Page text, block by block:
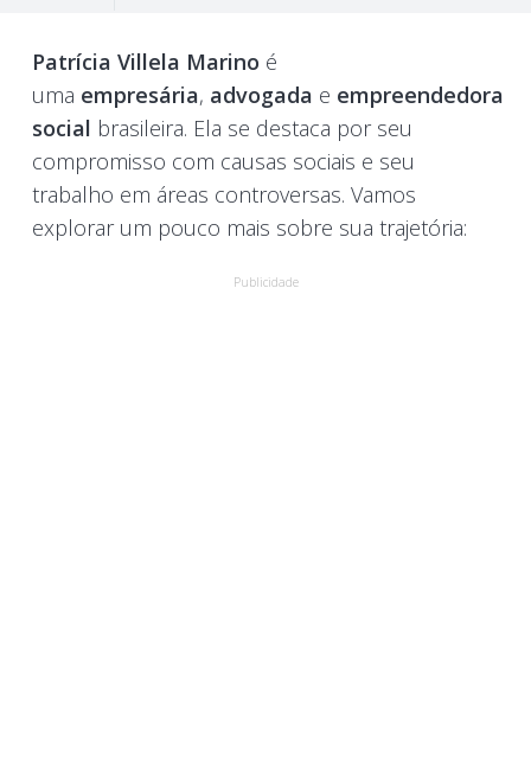
Patrícia Villela Marino é
uma empresária, advogada e empreendedora
social brasileira. Ela se destaca por seu
compromisso com causas sociais e seu
trabalho em áreas controversas. Vamos
explorar um pouco mais sobre sua trajetória:
Publicidade